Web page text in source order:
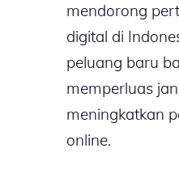
mendorong
digital di
peluang baru
memperluas
meningkatkan
online.